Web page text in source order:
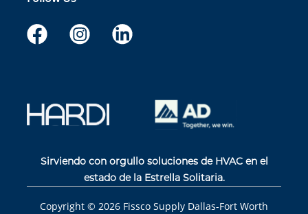
Sirviendo con orgullo soluciones de HVAC en el
estado de la Estrella Solitaria.
Copyright © 2026 Fissco Supply Dallas-Fort Worth